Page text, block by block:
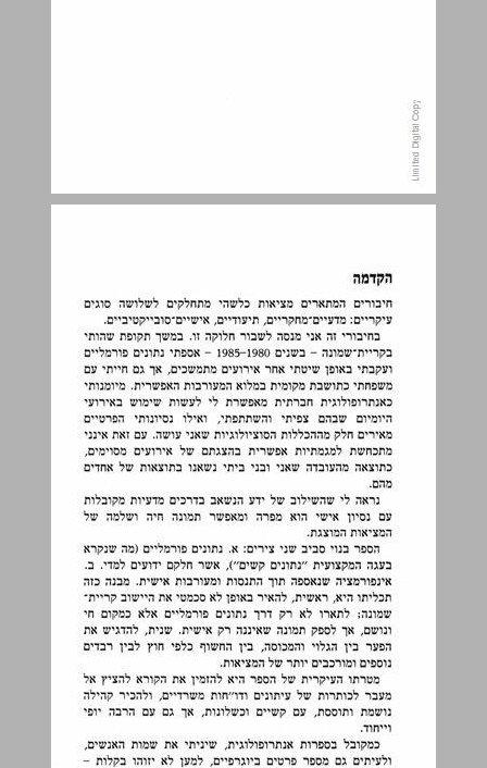
פרק ראשון קווי מיתאר ... 10